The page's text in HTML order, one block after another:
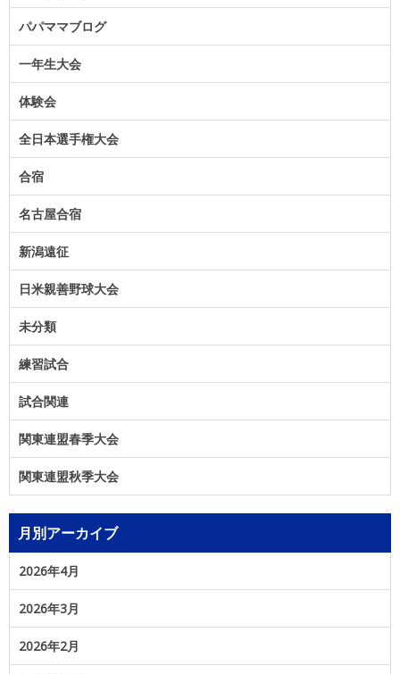
パパママブログ
一年生大会
体験会
全日本選手権大会
合宿
名古屋合宿
新潟遠征
日米親善野球大会
未分類
練習試合
試合関連
関東連盟春季大会
関東連盟秋季大会
月別アーカイブ
2026年4月
2026年3月
2026年2月